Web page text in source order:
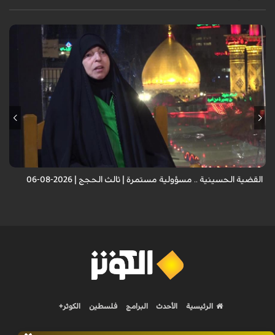
الضيف: الأستاذة أميرة القزاز - باحثة إسلامية
القضية الحسينية .. مسؤولية مستمرة | ثالث الحجج | 2026-08-06
الرئيسية الأحدث البرامج فلسطين الكوثر+